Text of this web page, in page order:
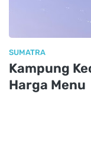
SUMATRA
Kampung
Harga Menu